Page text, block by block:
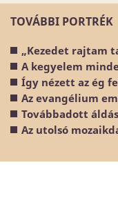
TOVÁBBI PORTRÉK
„Kezedet rajtam
A kegyelem
Így nézett az ég
Az evangélium
Továbbadott
Az utolsó